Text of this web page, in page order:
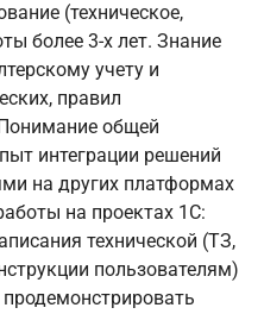
(техническое,
более 3-х лет. Знание
учету и
правил
общей
интеграции решений
на других платформах
на проектах 1С:
технической (ТЗ,
пользователям)